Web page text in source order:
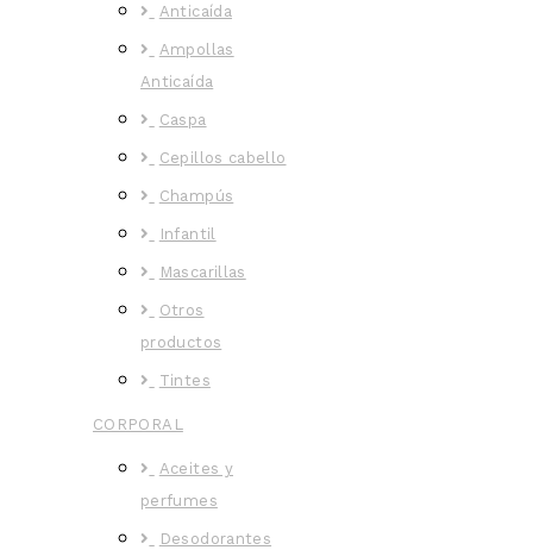
Anticaída
Ampollas
Anticaída
Caspa
Cepillos cabello
Champús
Infantil
Mascarillas
Otros
productos
Tintes
CORPORAL
Aceites y
perfumes
Desodorantes